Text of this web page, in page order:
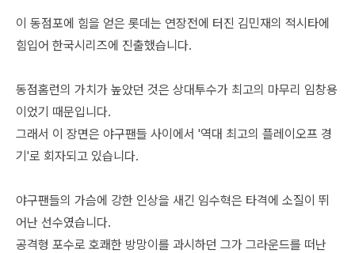
이 동점포에 힘을 얻은 롯데는 연장전에 터진 김민재의 적시타에
힘입어 한국시리즈에 진출했습니다.
동점홈런의 가치가 높았던 것은 상대투수가 최고의 마무리 임창용
이었기 때문입니다.
그래서 이 장면은 야구팬들 사이에서 '역대 최고의 플레이오프 경
기'로 회자되고 있습니다.
야구팬들의 가슴에 강한 인상을 새긴 임수혁은 타격에 소질이 뛰
어난 선수였습니다.
공격형 포수로 호쾌한 방망이를 과시하던 그가 그라운드를 떠난